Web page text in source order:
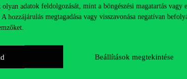
olyan adatok feldolgozását, mint a böngészési magatartás vagy
hozzájárulás megtagadása vagy visszavonása negatívan
Beállítások megtekintése
meg az új tanévet, és üdvözöljük új hallgatóinkat!